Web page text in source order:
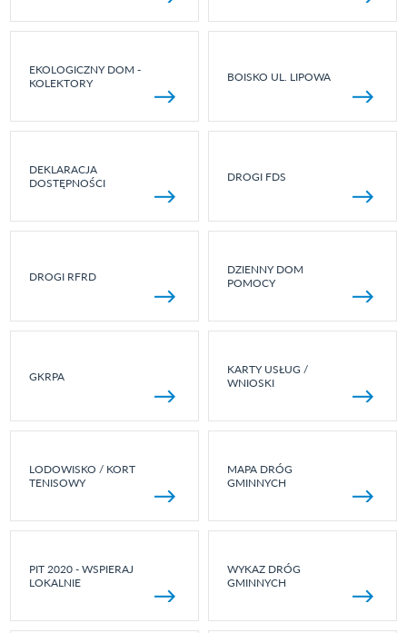
EKOLOGICZNY DOM -
KOLEKTORY
BOISKO UL. LIPOWA
DEKLARACJA
DOSTĘPNOŚCI
DROGI FDS
DROGI RFRD
DZIENNY DOM
POMOCY
GKRPA
KARTY USŁUG /
WNIOSKI
LODOWISKO / KORT
TENISOWY
MAPA DRÓG
GMINNYCH
PIT 2020 - WSPIERAJ
LOKALNIE
WYKAZ DRÓG
GMINNYCH